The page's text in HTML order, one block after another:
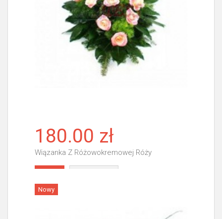
180.00 zł
Wiązanka Z Różowokremowej Róży
Nowy